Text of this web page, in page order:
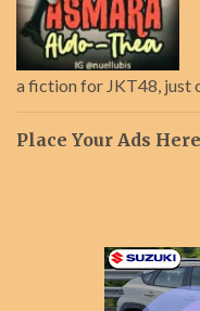
a fiction for JKT48, just
Place Your Ads Here